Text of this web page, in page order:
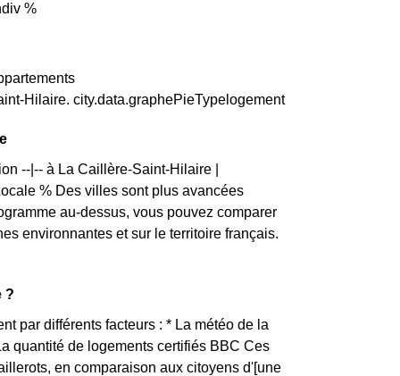
%
Hilaire. city.data.graphePieTypelogement
--|-- à La Caillère-Saint-Hilaire |
% Des villes sont plus avancées
au-dessus, vous pouvez comparer
environnantes et sur le territoire français.
?
par différents facteurs : * La météo de la
quantité de logements certifiés BBC Ces
en comparaison aux citoyens d'[une